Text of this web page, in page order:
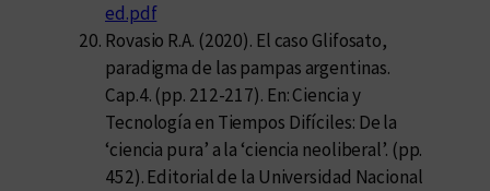
ed.pdf
Rovasio R.A. (2020). El caso Glifosato,
paradigma de las pampas argentinas.
Cap.4. (pp. 212-217). En: Ciencia y
Tecnología en Tiempos Difíciles: De la
‘ciencia pura’ a la ‘ciencia neoliberal’. (pp.
452). Editorial de la Universidad Nacional